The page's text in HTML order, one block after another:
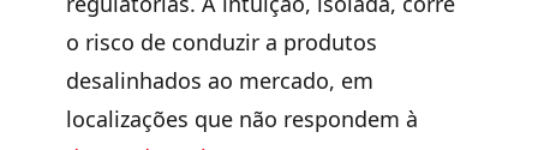
o risco de conduzir a produtos
desalinhados ao mercado, em
localizações que não respondem à